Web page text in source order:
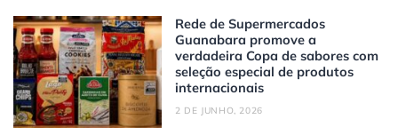
Rede de Supermercados
Guanabara promove a
verdadeira Copa de sabores com
seleção especial de produtos
internacionais
2 DE JUNHO, 2026